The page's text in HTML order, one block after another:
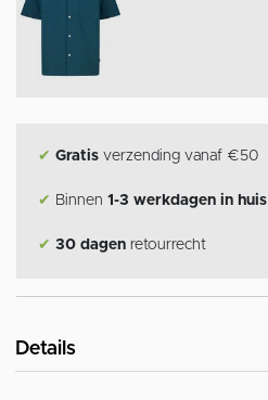
✔ Gratis verzending vanaf €50
✔ Binnen 1-3 werkdagen in huis
✔ 30 dagen retourrecht
Details